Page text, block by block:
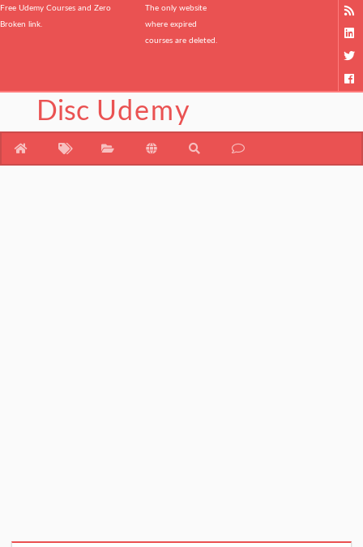
Free Udemy Courses and Zero
Broken link.
The only website
where expired
courses are deleted.
Disc Udemy